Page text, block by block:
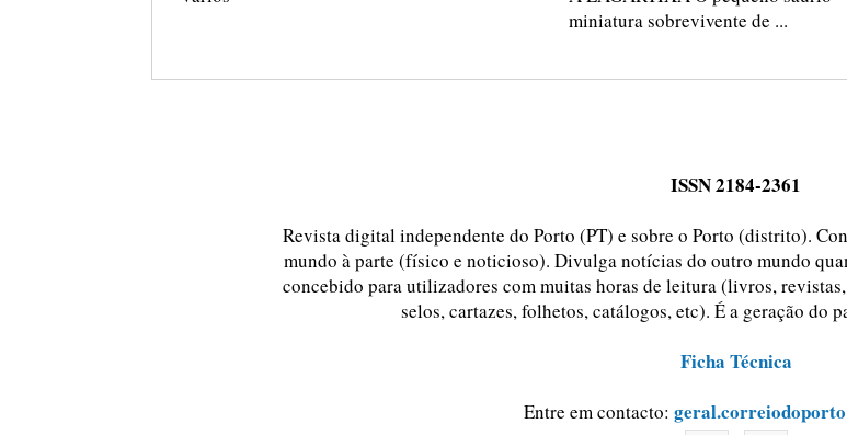
miniatura sobrevivente de ...
ISSN 2184-2361
Revista digital independente do Porto (PT) e sobre o Porto (distrito).
mundo à parte (físico e noticioso). Divulga notícias do outro mundo
concebido para utilizadores com muitas horas de leitura (livros,
selos, cartazes, folhetos, catálogos, etc). É a geração do
Ficha Técnica
Entre em contacto: